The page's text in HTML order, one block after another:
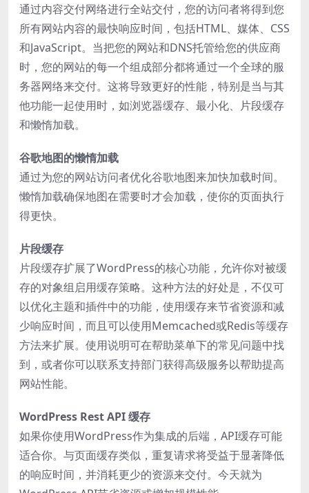
通过内容交付网络进行全站交付，您的访问者将得到您
所有网站内容的最快响应时间，包括HTML、媒体、CSS
和JavaScript。当把您的网站和DNS托管给您的供应商
时，您的网站的每一个组成部分都将通过一个全球的服
务器网络来交付。这将导致更好的性能，特别是当与其
他功能一起使用时，如浏览器缓存、最小化、片段缓存
和懒惰加载。
谷歌地图的懒惰加载
通过为您的网站访问者优化谷歌地图来加快加载时间。
懒惰加载确保地图在需要时才会加载，使你的页面执行
得更快。
片段缓存
片段缓存扩展了WordPress的核心功能，允许你对被缓
存的对象组启用缓存策略。这种方法的好处是，不仅可
以优化主题和插件中的功能，使用缓存来节省资源和减
少响应时间，而且可以使用Memcached或Redis等缓存
方法来扩展。使用说明可在帮助菜单下的常见问题中找
到，或者你可以联系支持部门获得高级服务以帮助提高
网站性能。
WordPress Rest API 缓存
如果你使用WordPress作为集成的后端，API缓存可能
适合你。与页面缓存类似，重复请求将受益于显著降低
的响应时间，并消耗更少的资源来交付。今天就为